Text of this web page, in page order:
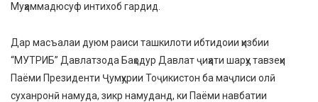
Муҳаммадюсуф интихоб гардид.
Дар масъалаи дуюм раиси ташкилоти ибтидоии ҳизбии
“МУТРИБ” Давлатзода Баҳодур Давлат ҷиҳати шарҳу тавзеҳи
Паёми Президенти Ҷумҳурии Тоҷикистон ба маҷлиси олӣ
суханронӣ намуда, зикр намуданд, ки Паёми навбатии